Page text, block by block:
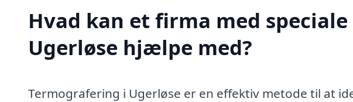
Hvad kan et firma med
Ugerløse hjælpe med?
Termografering i Ugerløse er en effektiv metode til at